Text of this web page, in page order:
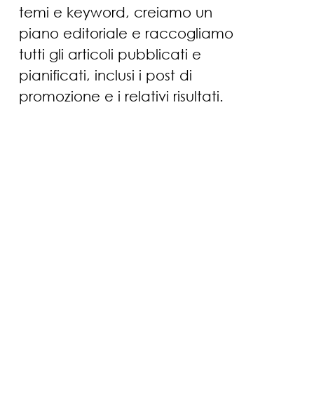
temi e keyword, creiamo un
piano editoriale e raccogliamo
tutti gli articoli pubblicati e
pianificati, inclusi i post di
promozione e i relativi risultati.